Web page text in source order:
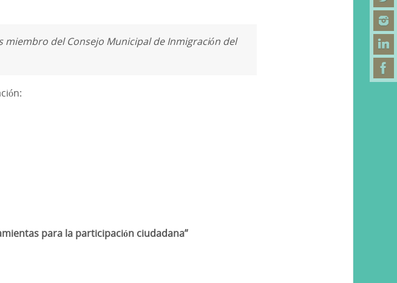
miembro del Consejo Municipal de Inmigración del
para la participación ciudadana”